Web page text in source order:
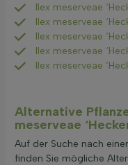
Ilex meserveae
Ilex meserveae
Ilex meserveae
Ilex meserveae
Ilex meserveae
Alternative
meserveae
Auf der Suche nach
finden Sie mögliche